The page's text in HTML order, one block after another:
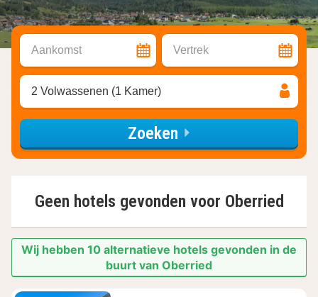
Aankomst Vertrek
2 Volwassenen (1 Kamer)
Zoeken
Geen hotels gevonden voor Oberried
Wij hebben 10 alternatieve hotels gevonden in de
buurt van Oberried